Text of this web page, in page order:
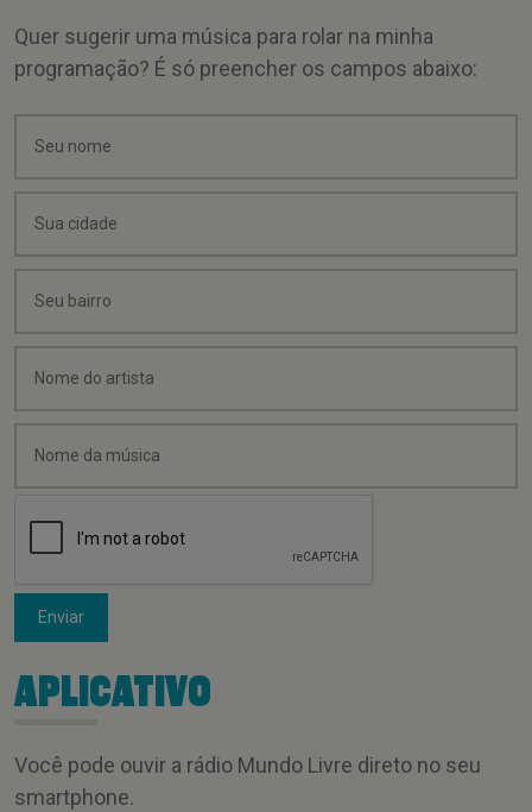
Quer sugerir uma música para rolar na minha
programação? É só preencher os campos abaixo:
Enviar
APLICATIVO
Você pode ouvir a rádio Mundo Livre direto no seu
smartphone.